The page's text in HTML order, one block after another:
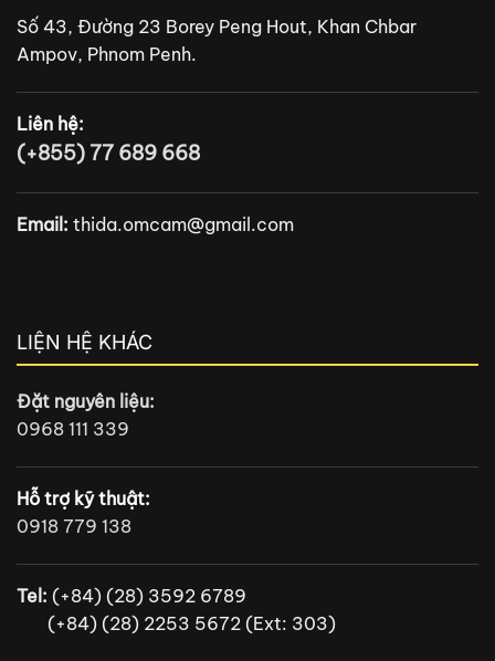
Số 43, Đường 23 Borey Peng Hout, Khan Chbar
Ampov, Phnom Penh.
Liên hệ:
(+855) 77 689 668
Email: thida.omcam@gmail.com
LIỆN HỆ KHÁC
Đặt nguyên liệu:
0968 111 339
Hỗ trợ kỹ thuật:
0918 779 138
Tel: (+84) (28) 3592 6789
(+84) (28) 2253 5672 (Ext: 303)